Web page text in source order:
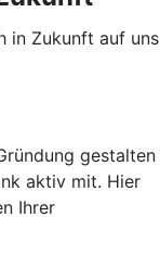
in Zukunft auf uns
gestalten
aktiv mit. Hier
Ihrer